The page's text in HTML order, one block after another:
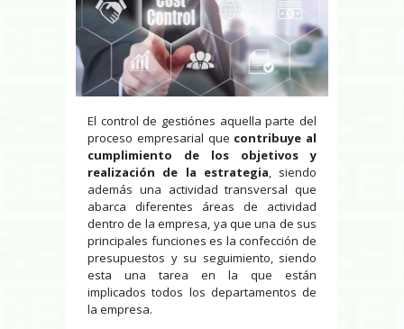
El control de gestiónes aquella parte del
proceso empresarial que contribuye al
cumplimiento de los objetivos y
realización de la estrategia, siendo
además una actividad transversal que
abarca diferentes áreas de actividad
dentro de la empresa, ya que una de sus
principales funciones es la confección de
presupuestos y su seguimiento, siendo
esta una tarea en la que están
implicados todos los departamentos de
la empresa.